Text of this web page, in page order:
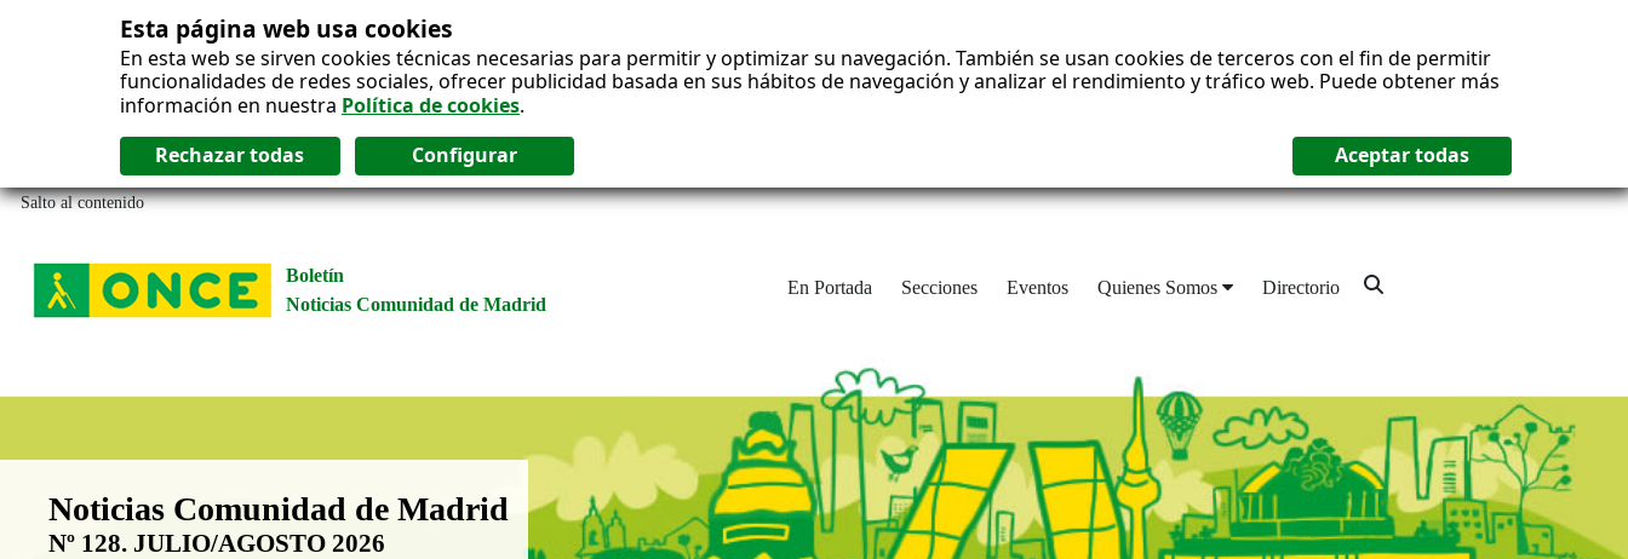
Esta página web usa cookies
En esta web se sirven cookies técnicas necesarias para permitir y optimizar su navegación. También se usan cookies de terceros con el fin de permitir
funcionalidades de redes sociales, ofrecer publicidad basada en sus hábitos de navegación y analizar el rendimiento y tráfico web. Puede obtener más
información en nuestra Política de cookies.
Salto al contenido
Boletín
Noticias Comunidad de Madrid
En Portada Secciones Eventos Quienes Somos Directorio
Boletín Noticias Comunidad de Madrid
Noticias Comunidad de Madrid
Nº 128. JULIO/AGOSTO 2026